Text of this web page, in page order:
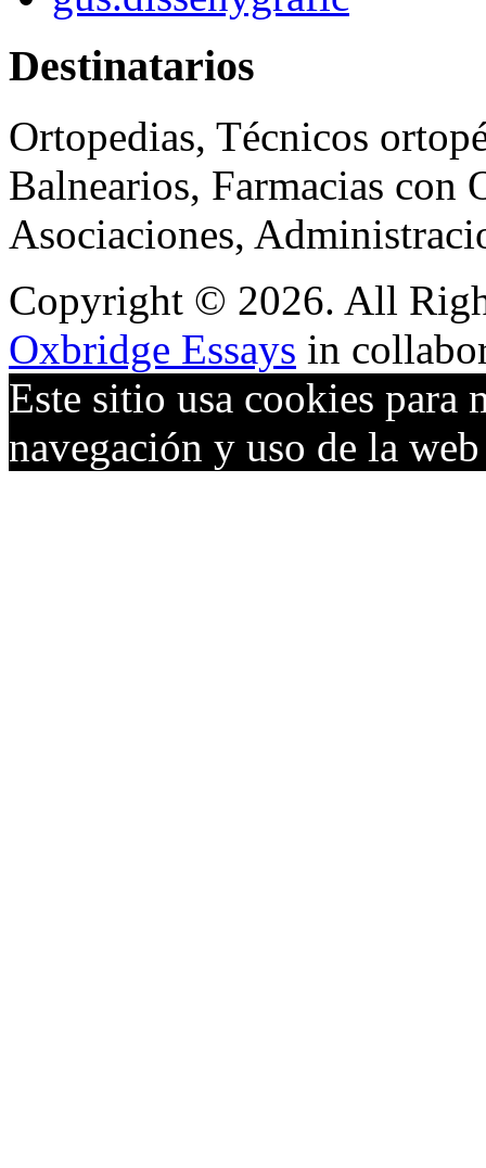
Destinatarios
Ortopedias, Técnicos
Balnearios, Farmacias con
Asociaciones,
Copyright © 2026. All
Oxbridge Essays in
Este sitio usa cookies para
navegación y uso de la